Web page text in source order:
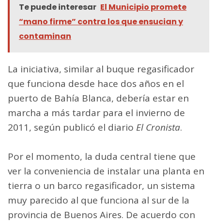
Te puede interesar El Municipio promete
“mano firme” contra los que ensucian y
contaminan
La iniciativa, similar al buque regasificador
que funciona desde hace dos años en el
puerto de Bahía Blanca, debería estar en
marcha a más tardar para el invierno de
2011, según publicó el diario El Cronista.
Por el momento, la duda central tiene que
ver la conveniencia de instalar una planta en
tierra o un barco regasificador, un sistema
muy parecido al que funciona al sur de la
provincia de Buenos Aires. De acuerdo con